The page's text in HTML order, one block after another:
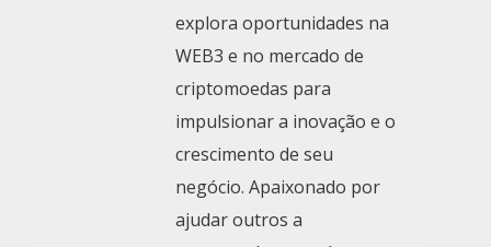
explora oportunidades na
WEB3 e no mercado de
criptomoedas para
impulsionar a inovação e o
crescimento de seu
negócio. Apaixonado por
ajudar outros a